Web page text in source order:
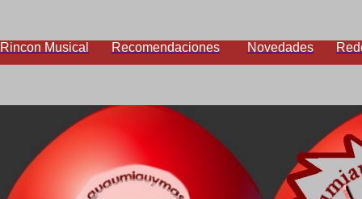
Rincon Musical Recomendaciones Novedades